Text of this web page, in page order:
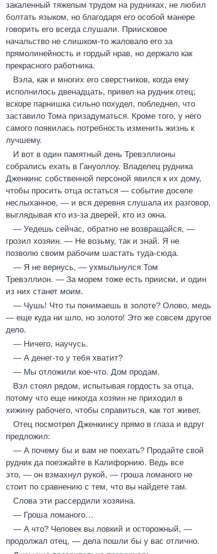
закаленный тяжелым трудом на рудниках, не любил
болтать языком, но благодаря его особой манере
говорить его всегда слушали. Приисковое
начальство не слишком-то жаловало его за
прямолинейность и гордый нрав, но держало как
прекрасного работника.
Вэла, как и многих его сверстников, когда ему
исполнилось двенадцать, привел на рудник отец;
вскоре парнишка сильно похудел, побледнел, что
заставило Тома призадуматься. Кроме того, у него
самого появилась потребность изменить жизнь к
лучшему.
И вот в один памятный день Тревэллионы
собрались ехать в Гануоллоу. Владелец рудника
Дженкинс собственной персоной явился к их дому,
чтобы просить отца остаться — событие доселе
неслыханное, — и вся деревня слушала их разговор,
выглядывая кто из-за дверей, кто из окна.
— Уедешь сейчас, обратно не возвращайся, —
грозил хозяин. — Не возьму, так и знай. Я не
позволю своим рабочим шастать туда-сюда.
— Я не вернусь, — ухмыльнулся Том
Тревэллион. — За морем тоже есть прииски, и один
из них станет моим.
— Чушь! Что ты понимаешь в золоте? Олово, медь
— еще куда ни шло, но золото! Это же совсем другое
дело.
— Ничего, научусь.
— А денег-то у тебя хватит?
— Мы отложили кое-что. Дом продам.
Вэл стоял рядом, испытывая гордость за отца,
потому что еще никогда хозяин не приходил в
хижину рабочего, чтобы справиться, как тот живет.
Отец посмотрел Дженкинсу прямо в глаза и вдруг
предложил:
— А почему бы и вам не поехать? Продайте свой
рудник да поезжайте в Калифорнию. Ведь все
это, — он взмахнул рукой, — гроша ломаного не
стоит по сравнению с тем, что вы найдете там.
Слова эти рассердили хозяина.
— Гроша ломаного…
— А что? Человек вы ловкий и осторожный, —
продолжал отец, — дела пошли бы у вас отлично.